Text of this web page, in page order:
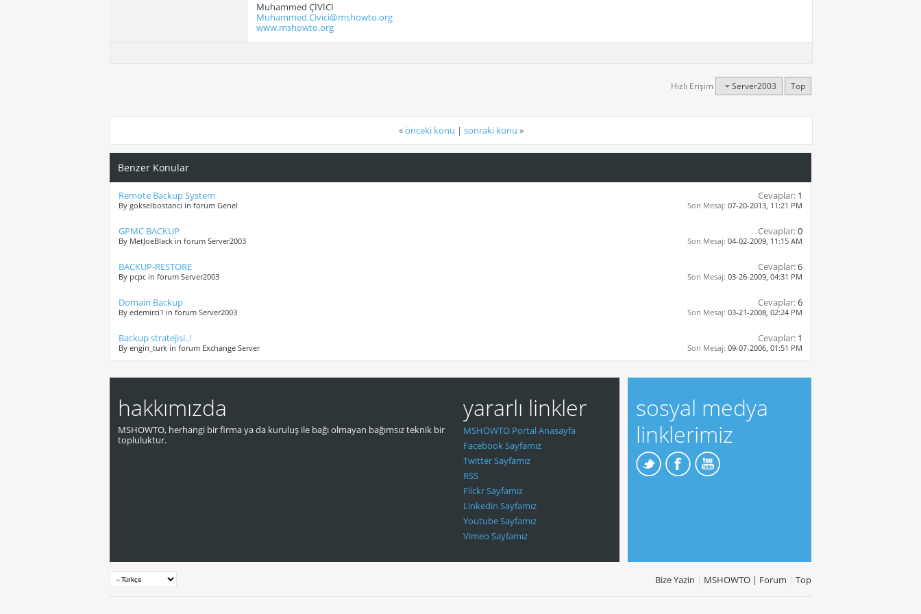
Muhammed ÇİVİCİ
Muhammed.Civici@mshowto.org
www.mshowto.org
Hızlı Erişim Server2003 Top
«önceki konu | sonraki konu »
Benzer Konular
Remote Backup System
By gokselbostanci in forum Genel
Cevaplar: 1
Son Mesaj: 07-20-2013, 11:21 PM
GPMC BACKUP
By MetJoeBlack in forum Server2003
Cevaplar:0
Son Mesaj: 04-02-2009, 11:15 AM
BACKUP-RESTORE
By pcpc in forum Server2003
Cevaplar:6
Son Mesaj: 03-26-2009, 04:31 PM
Domain Backup
By edemirci1 in forum Server2003
Cevaplar:6
Son Mesaj: 03-21-2008, 02:24 PM
Backup stratejisi..!
By engin_turk in forum Exchange Server
Cevaplar: 1
Son Mesaj: 09-07-2006, 01:51 PM
hakkımızda
MSHOWTO, herhangi bir firma ya da kuruluş ile bağı olmayan bağımsız teknik bir
topluluktur.
yararlı linkler
MSHOWTO Portal Anasayfa
Facebook Sayfamız
Twitter Sayfamız
RSS
Flickr Sayfamız
Linkedin Sayfamız
Youtube Sayfamız
Vimeo Sayfamız
sosyal medya
linklerimiz
Bize Yazin | MSHOWTO | Forum | Top